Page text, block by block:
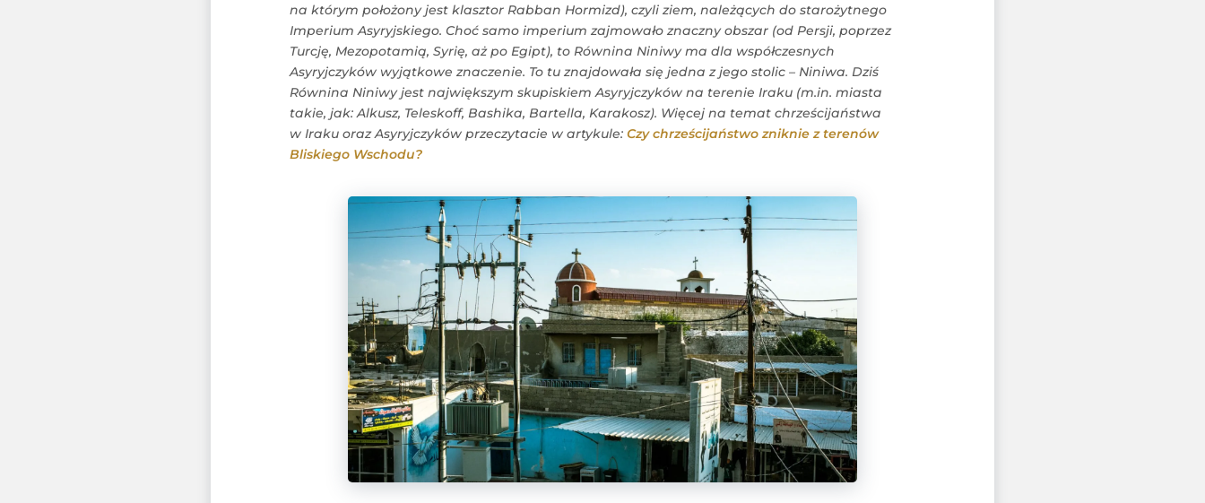
na którym położony jest klasztor Rabban Hormizd), czyli ziem, należących do starożytnego
Imperium Asyryjskiego. Choć samo imperium zajmowało znaczny obszar (od Persji, poprzez
Turcję, Mezopotamią, Syrię, aż po Egipt), to Równina Niniwy ma dla współczesnych
Asyryjczyków wyjątkowe znaczenie. To tu znajdowała się jedna z jego stolic – Niniwa. Dziś
Równina Niniwy jest największym skupiskiem Asyryjczyków na terenie Iraku (m.in. miasta
takie, jak: Alkusz, Teleskoff, Bashika, Bartella, Karakosz). Więcej na temat chrześcijaństwa
w Iraku oraz Asyryjczyków przeczytacie w artykule: Czy chrześcijaństwo zniknie z terenów
Bliskiego Wschodu?